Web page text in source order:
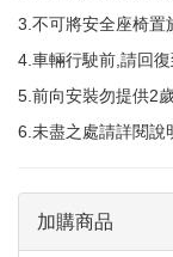
3.不可將安全座椅置
4.車輛行駛前,請回
5.前向安裝勿提供2
6.未盡之處請詳閱說
加購商品